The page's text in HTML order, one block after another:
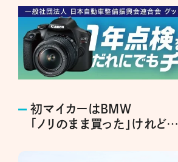
初マイカーはBMW
「ノリのまま買った」けれど…